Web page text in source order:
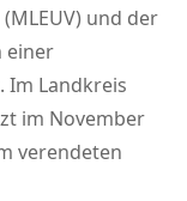
und der
einer
Im Landkreis
im November
verendeten